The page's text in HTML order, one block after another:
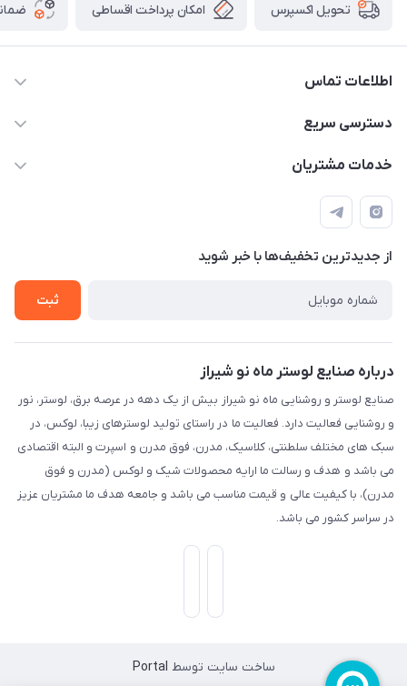
تحویل اکسپرس امکان پرداخت اقساطی
اطلاعات تماس
09171115348
طبقه همکف واحد 131
دسترسی سریع
مجله فروشگاه
درباره ما
تماس با ما
خدمات مشتریان
قوانین و مقررات
حریم خصوصی
راهنما
از جدید‌ترین تخفیف‌ها با‌ خبر شوید
ثبت
درباره صنایع لوستر ماه نو شیراز
صنایع لوستر و روشنایی ماه نو شیراز بیش از یک دهه در عرصه برق، لوستر، نور
و روشنایی فعالیت دارد. فعالیت ما در راستای تولید لوسترهای زیبا، لوکس، در
سبک های مختلف سلطنتی، کلاسیک، مدرن، فوق مدرن و اسپرت و البته اقتصادی
می باشد و هدف و رسالت ما ارایه محصولات شیک و لوکس (مدرن و فوق
مدرن)، با کیفیت عالی و قیمت مناسب می باشد و جامعه هدف ما مشتریان عزیز
در سراسر کشور می باشد.
ساخت سایت توسط Portal